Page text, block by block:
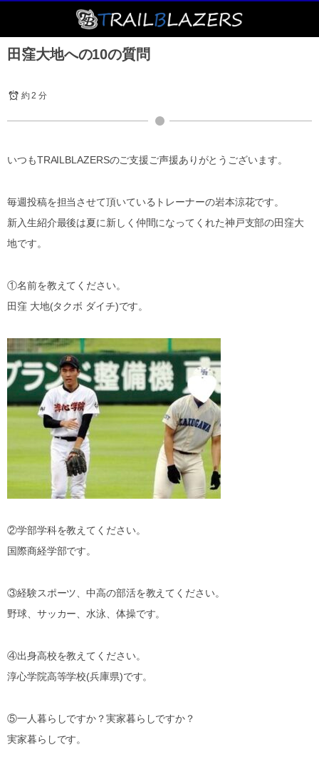
田窪大地への10の質問
約 2 分
いつもTRAILBLAZERSのご支援ご声援ありがとうございます。
毎週投稿を担当させて頂いているトレーナーの岩本涼花です。
新入生紹介最後は夏に新しく仲間になってくれた神戸支部の田窪大
地です。
①名前を教えてください。
田窪 大地(タクボ ダイチ)です。
②学部学科を教えてください。
国際商経学部です。
③経験スポーツ、中高の部活を教えてください。
野球、サッカー、水泳、体操です。
④出身高校を教えてください。
淳心学院高等学校(兵庫県)です。
⑤一人暮らしですか？実家暮らしですか？
実家暮らしです。